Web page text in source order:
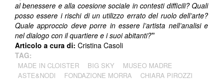
al benessere e alla coesione sociale in contesti difficili? Quali
posso essere i rischi di un utilizzo errato del ruolo dell’arte?
Quale approccio deve porre in essere l’artista nell’analisi e
nel dialogo con il quartiere e i suoi abitanti?”
Articolo a cura di: Cristina Casoli
TAG:
MADE IN CLOISTER BIG SKY
MUSEO MADRE
ASTE&NODI
FONDAZIONE MORRA CHIARA PIROZZI